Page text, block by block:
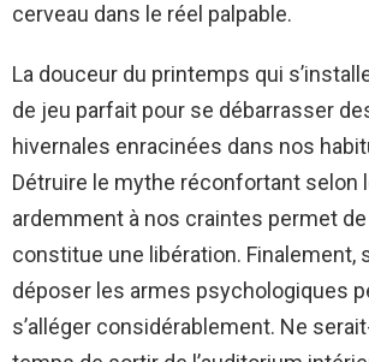
cerveau dans le réel palpable.
La douceur du printemps qui
de jeu parfait pour se débarrasser
hivernales enracinées dans nos
Détruire le mythe réconfortant selon
ardemment à nos craintes permet
constitue une libération. Finalement,
déposer les armes psychologiques
s’alléger considérablement. Ne